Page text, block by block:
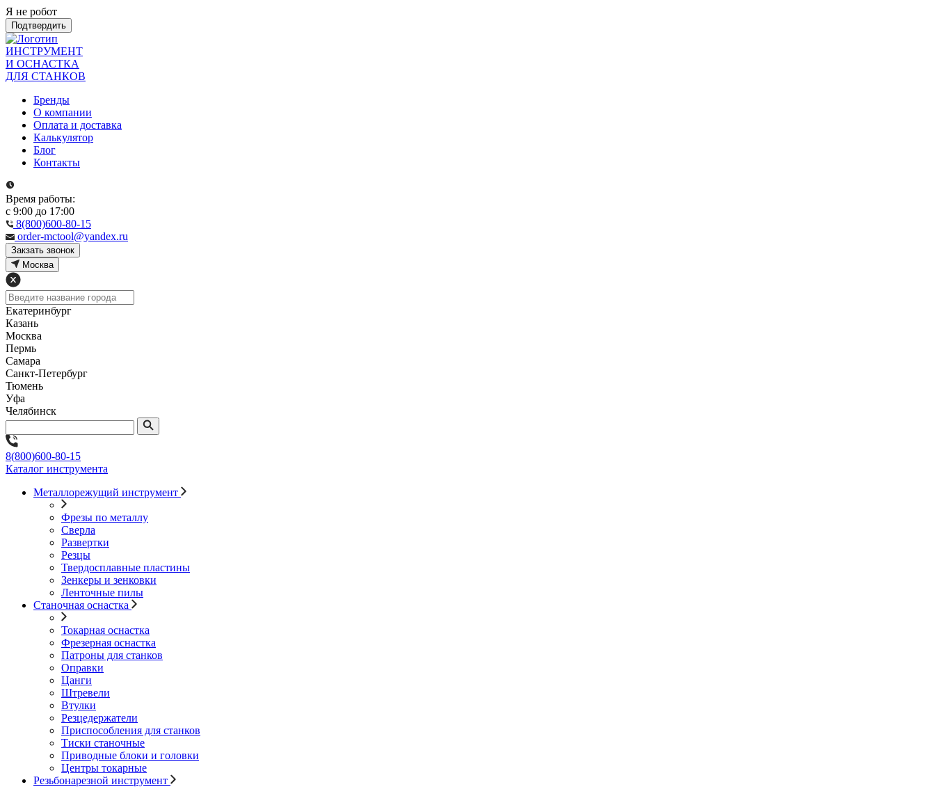
Я не робот
Подтвердить
ИНСТРУМЕНТ
И ОСНАСТКА
ДЛЯ СТАНКОВ
Бренды
О компании
Оплата и доставка
Калькулятор
Блог
Контакты
Время работы:
с 9:00 до 17:00
8(800)600-80-15
order-mctool@yandex.ru
Закзать звонок
Москва
Екатеринбург
Казань
Москва
Пермь
Самара
Санкт-Петербург
Тюмень
Уфа
Челябинск
8(800)600-80-15
Каталог инструмента
Металлорежущий инструмент
Фрезы по металлу
Сверла
Развертки
Резцы
Твердосплавные пластины
Зенкеры и зенковки
Ленточные пилы
Станочная оснастка
Токарная оснастка
Фрезерная оснастка
Патроны для станков
Оправки
Цанги
Штревели
Втулки
Резцедержатели
Приспособления для станков
Тиски станочные
Приводные блоки и головки
Центры токарные
Резьбонарезной инструмент